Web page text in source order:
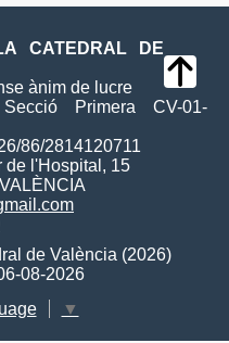
CATEDRAL DE
ànim de lucre
Primera CV-01-
86/2814120711
de l'Hospital, 15
de València (2026)
08-2026
▼